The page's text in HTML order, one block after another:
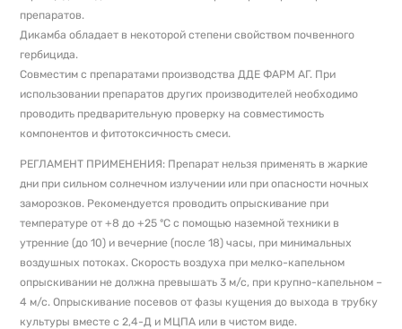
препаратов.
Дикамба обладает в некоторой степени свойством почвенного
гербицида.
Совместим с препаратами производства ДДЕ ФАРМ АГ. При
использовании препаратов других производителей необходимо
проводить предварительную проверку на совместимость
компонентов и фитотоксичность смеси.
РЕГЛАМЕНТ ПРИМЕНЕНИЯ: Препарат нельзя применять в жаркие
дни при сильном солнечном излучении или при опасности ночных
заморозков. Рекомендуется проводить опрыскивание при
температуре от +8 до +25 ºС с помощью наземной техники в
утренние (до 10) и вечерние (после 18) часы, при минимальных
воздушных потоках. Скорость воздуха при мелко-капельном
опрыскивании не должна превышать 3 м/с, при крупно-капельном –
4 м/с. Опрыскивание посевов от фазы кущения до выхода в трубку
культуры вместе с 2,4-Д и МЦПА или в чистом виде.